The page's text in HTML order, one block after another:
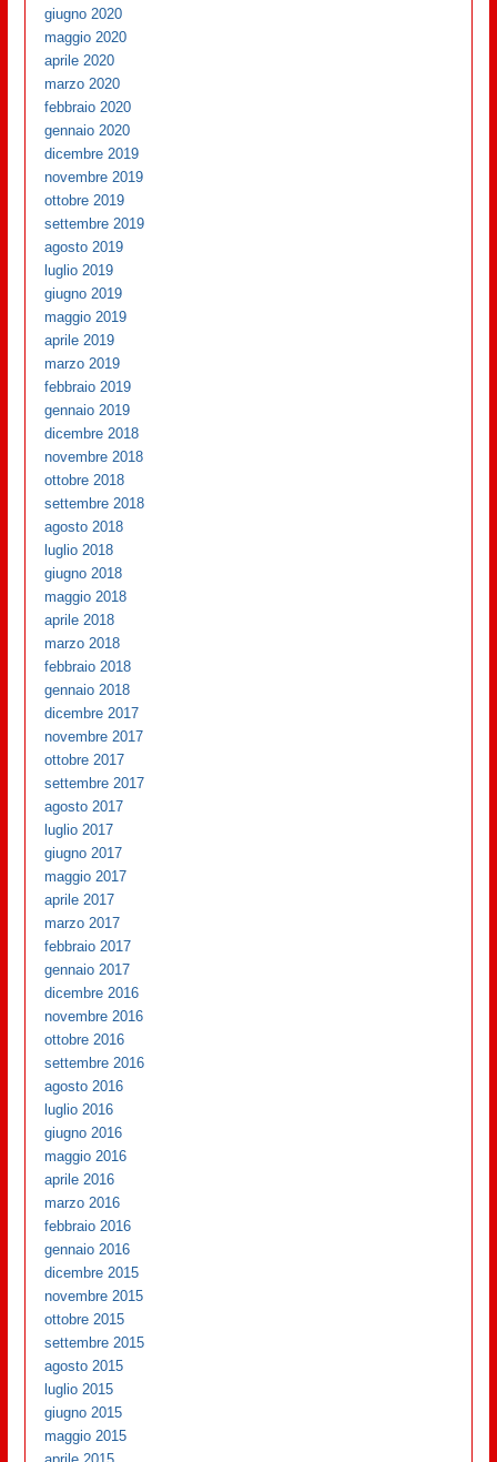
giugno 2020
maggio 2020
aprile 2020
marzo 2020
febbraio 2020
gennaio 2020
dicembre 2019
novembre 2019
ottobre 2019
settembre 2019
agosto 2019
luglio 2019
giugno 2019
maggio 2019
aprile 2019
marzo 2019
febbraio 2019
gennaio 2019
dicembre 2018
novembre 2018
ottobre 2018
settembre 2018
agosto 2018
luglio 2018
giugno 2018
maggio 2018
aprile 2018
marzo 2018
febbraio 2018
gennaio 2018
dicembre 2017
novembre 2017
ottobre 2017
settembre 2017
agosto 2017
luglio 2017
giugno 2017
maggio 2017
aprile 2017
marzo 2017
febbraio 2017
gennaio 2017
dicembre 2016
novembre 2016
ottobre 2016
settembre 2016
agosto 2016
luglio 2016
giugno 2016
maggio 2016
aprile 2016
marzo 2016
febbraio 2016
gennaio 2016
dicembre 2015
novembre 2015
ottobre 2015
settembre 2015
agosto 2015
luglio 2015
giugno 2015
maggio 2015